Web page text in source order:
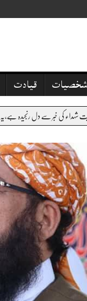
شخصیات قیادت
گھر اور مدرسہ پر حملہ